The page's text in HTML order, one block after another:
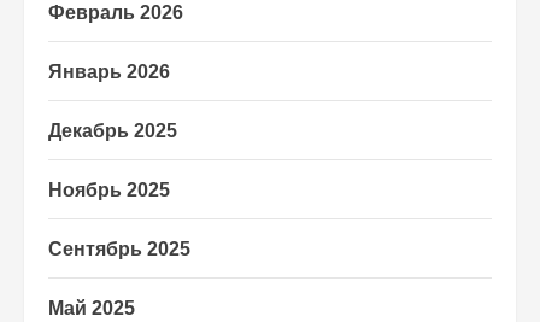
Февраль 2026
Январь 2026
Декабрь 2025
Ноябрь 2025
Сентябрь 2025
Май 2025